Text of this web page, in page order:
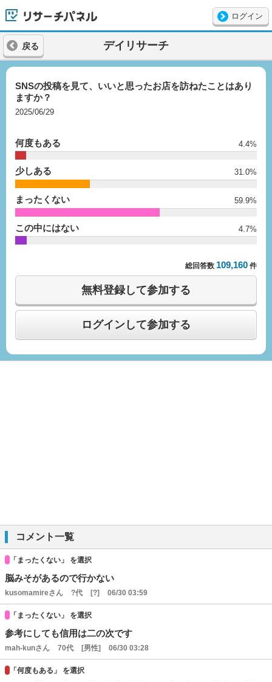
リサーチパネル
ログイン
戻る デイリサーチ
SNSの投稿を見て、いいと思ったお店を訪ねたことはあり
ますか？
2025/06/29
何度もある 4.4%
少しある 31.0%
まったくない 59.9%
この中にはない 4.7%
総回答数 109,160 件
無料登録して参加する
ログインして参加する
コメント一覧
「まったくない」 を選択
脳みそがあるので行かない
kusomamireさん ?代 [?] 06/30 03:59
「まったくない」 を選択
参考にしても信用は二の次です
mah-kunさん 70代 [男性] 06/30 03:28
「何度もある」 を選択